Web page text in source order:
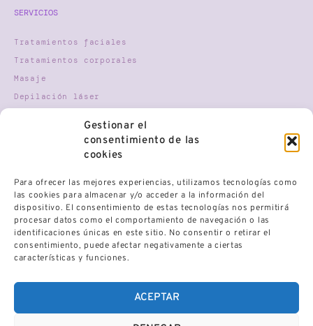
Gestionar el
consentimiento de las
cookies
Para ofrecer las mejores experiencias, utilizamos tecnologías como
las cookies para almacenar y/o acceder a la información del
dispositivo. El consentimiento de estas tecnologías nos permitirá
procesar datos como el comportamiento de navegación o las
identificaciones únicas en este sitio. No consentir o retirar el
consentimiento, puede afectar negativamente a ciertas
características y funciones.
ACEPTAR
SERVICIOS
Tratamientos faciales
Tratamientos corporales
Masaje
Depilación láser
HORARIO
Lunes 9:30 AM - 21:00 PM
Martes 9:30 AM - 21:00 PM
Miércoles 9:30 AM - 21:00 PM
Jueves 9:30 AM - 21:00 PM
Viernes 9:30 AM - 21:00 PM
Sábado